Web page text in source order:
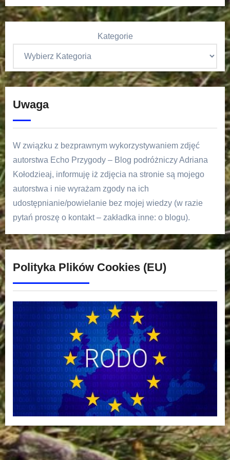
Kategorie
Uwaga
W związku z bezprawnym wykorzystywaniem zdjęć
autorstwa Echo Przygody – Blog podróżniczy Adriana
Kołodzieaj, informuję iż zdjęcia na stronie są mojego
autorstwa i nie wyrażam zgody na ich
udostępnianie/powielanie bez mojej wiedzy (w razie
pytań proszę o kontakt – zakładka inne: o blogu).
Polityka Plików Cookies (EU)